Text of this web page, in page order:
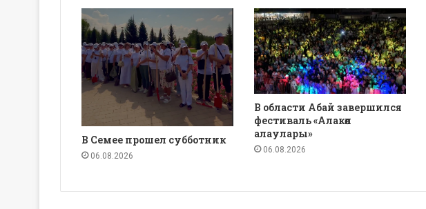
В Семее прошел субботник
06.08.2026
В области Абай завершился
фестиваль «Алакөл
алаулары»
06.08.2026